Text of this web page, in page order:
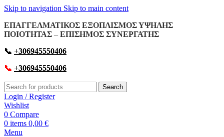
Skip to navigation Skip to main content
ΕΠΑΓΓΕΛΜΑΤΙΚΟΣ ΕΞΟΠΛΙΣΜΟΣ ΥΨΗΛΗΣ
ΠΟΙΟΤΗΤΑΣ – ΕΠΙΣΗΜΟΣ ΣΥΝΕΡΓΑΤΗΣ
📞 +306945550406
📞 +306945550406
Search
Login / Register
Wishlist
0 Compare
0 items 0,00 €
Menu